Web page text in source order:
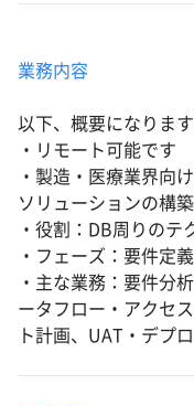
業務内容
以下、概要になります
・リモート可能です
・製造・医療業界向
ソリューションの構
・役割：DB周りのテ
・フェーズ：要件定
・主な業務：要件分
ータフロー・アクセ
ト計画、UAT・デプ